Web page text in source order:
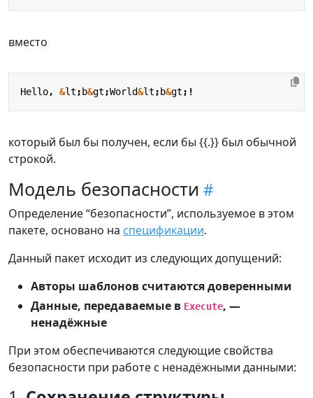
вместо
Hello, &lt ; b&gt ;World&lt ; b&gt ;!
который был бы получен, если бы {{.}} был обычной
строкой.
Модель безопасности
Определение “безопасности”, используемое в этом
пакете, основано на спецификации.
Данный пакет исходит из следующих допущений:
Авторы шаблонов считаются доверенными
Данные, передаваемые в Execute, —
ненадёжные
При этом обеспечиваются следующие свойства
безопасности при работе с ненадёжными данными: